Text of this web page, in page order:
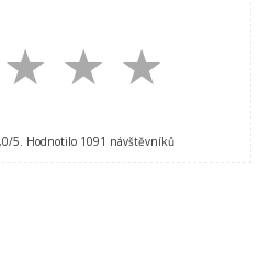
★
★
★
/5. Hodnotilo 1091 návštěvníků